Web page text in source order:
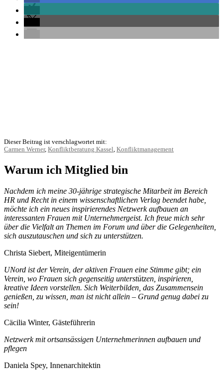
Dieser Beitrag ist verschlagwortet mit:
Carmen Werner, Konfliktberatung Kassel, Konfliktmanagement
Warum ich Mitglied bin
Nachdem ich meine 30-jährige strategische Mitarbeit im Bereich
HR und Recht in einem wissenschaftlichen Verlag beendet habe,
möchte ich ein neues inspirierendes Netzwerk aufbauen an
interessanten Frauen mit Unternehmergeist. Ich freue mich sehr
über die Vielfalt an Themen im Forum und über die Gelegenheiten,
sich auszutauschen und sich zu unterstützen.
Christa Siebert, Miteigentümerin
UNord ist der Verein, der aktiven Frauen eine Stimme gibt; ein
Verein, wo Frauen sich gegenseitig unterstützen, inspirieren,
kreative Ideen vorstellen. Sich Weiterbilden, das Zusammensein
genießen, zu wissen, man ist nicht allein – Grund genug dabei zu
sein!
Cäcilia Winter, Gästeführerin
Netzwerk mit ortsansässigen Unternehmerinnen aufbauen und
pflegen
Daniela Spey, Innenarchitektin